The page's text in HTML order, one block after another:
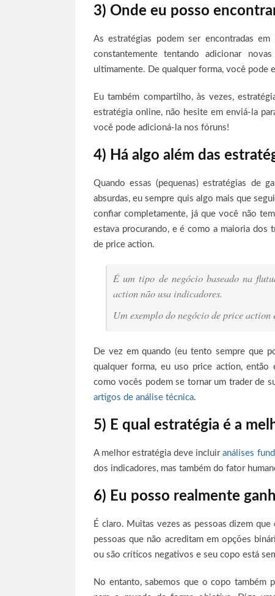
3) Onde eu posso
As estratégias podem ser encontradas
constantemente tentando adicionar
ultimamente. De qualquer forma, você pode
Eu também compartilho, às vezes,
estratégia online, não hesite em enviá-la
você pode adicioná-la nos fóruns!
4) Há algo além das
Quando essas (pequenas) estratégias de
absurdas, eu sempre quis algo mais que
confiar completamente, já que você não
estava procurando, e é como a maioria dos
de price action.
É um tipo de negócio baseado na
action não usa indicadores.
Um exemplo do negócio de price action
De vez em quando (eu tento sempre que
qualquer forma, eu uso price action, então
como vocês podem se tornar um trader de
artigos de análise técnica.
5) E qual estratégia é a
A melhor estratégia deve incluiranálises
dos indicadores, mas também do fator
6) Eu posso realmente
É claro. Muitas vezes as pessoas dizem
pessoas que não acreditam em opções
ou são críticos negativos e seu copo está
No entanto, sabemos que o copo também